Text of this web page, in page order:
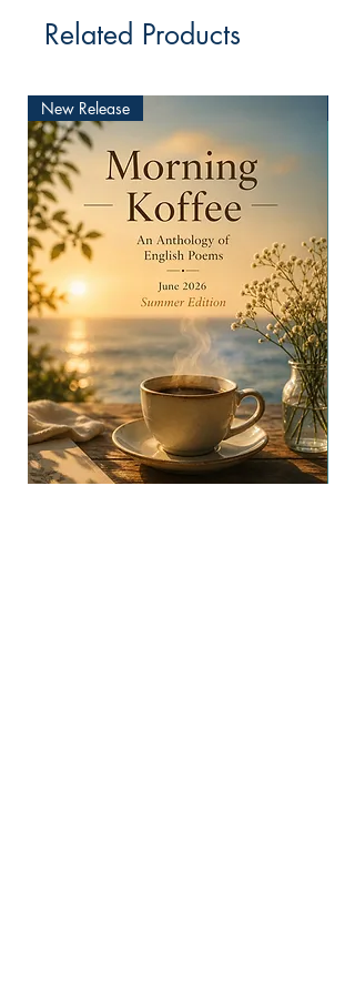
Related Products
New Release